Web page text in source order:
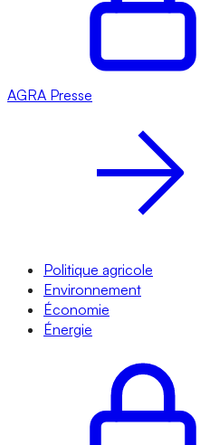
AGRA Presse
Politique agricole
Environnement
Économie
Énergie